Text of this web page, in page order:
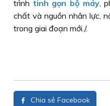
trình tinh gọn bộ máy,
chất và nguồn nhân lực,
trong giai đoạn mới./.
Chia sẻ Facebook